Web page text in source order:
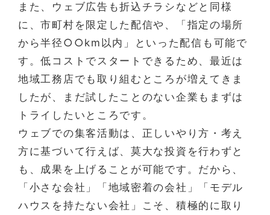
また、ウェブ広告も折込チラシなどと同様
に、市町村を限定した配信や、「指定の場所
から半径○○km以内」といった配信も可能で
す。低コストでスタートできるため、最近は
地域工務店でも取り組むところが増えてきま
したが、まだ試したことのない企業もまずは
トライしたいところです。
ウェブでの集客活動は、正しいやり方・考え
方に基づいて行えば、莫大な投資を行わずと
も、成果を上げることが可能です。だから、
「小さな会社」「地域密着の会社」「モデル
ハウスを持たない会社」こそ、積極的に取り